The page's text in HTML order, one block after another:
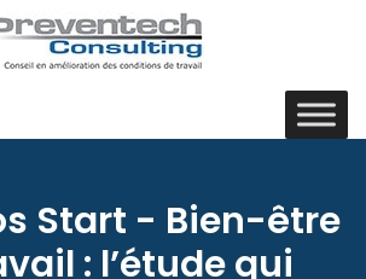
Start - Bien-être
: l’étude qui